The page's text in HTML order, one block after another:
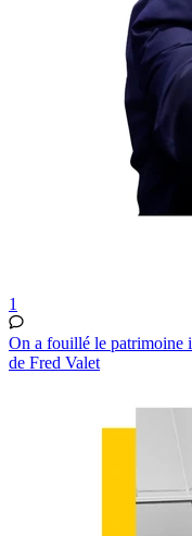
1
On a fouillé le patrimoine
de Fred Valet